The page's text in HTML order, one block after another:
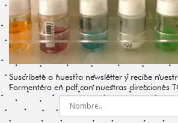
Suscríbete a nuestra newsletter y recibe
Formentera en pdf con nuestras direcciones